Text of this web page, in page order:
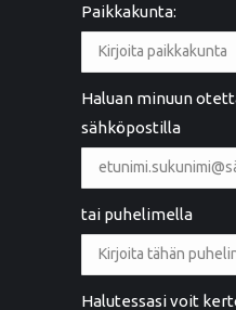
Paikkakunta:
Haluan minuun
sähköpostilla
tai puhelimella
Halutessasi voit